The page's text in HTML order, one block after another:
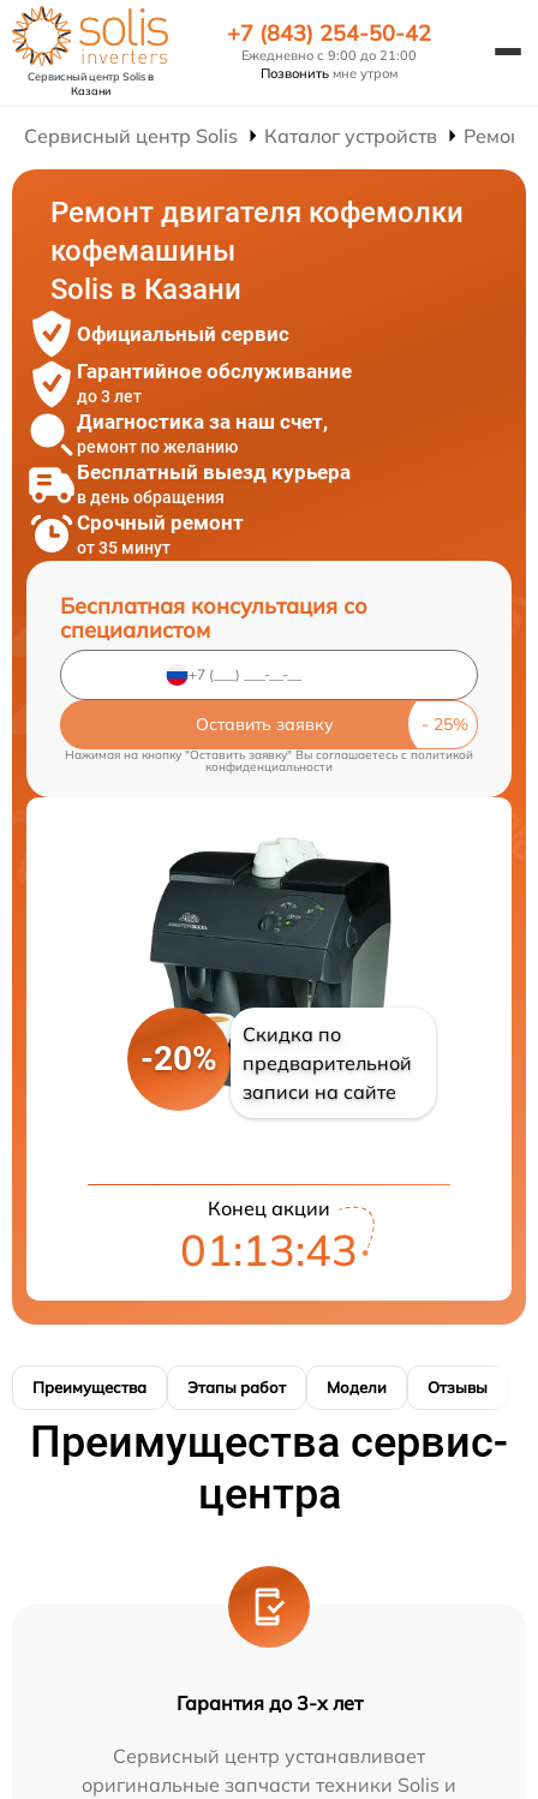
Сервисный центр Solisв
Казани
+7 (843) 254-50-42
Ежедневно с 9:00 до 21:00
Позвонить мне утром
Сервисный центр Solis Каталог устройств
Ремонт двигателя кофемолки
кофемашины
Solis в Казани
Официальный сервис
Гарантийное обслуживание
до 3 лет
Диагностика за наш счет,
ремонт по желанию
Бесплатный выезд курьера
в день обращения
Срочный ремонт
от 35 минут
Бесплатная консультация со
специалистом
Оставить заявку
Нажимая на кнопку "Оставить заявку" Вы соглашаетесь cполитикой
конфиденциальности
-20%
Скидка по
предварительной
записи на сайте
Конец акции
01:13:42
Преимущества Этапы работ Модели Отзывы
Преимущества сервис-
центра
Гарантия до 3-х лет
Сервисный центр устанавливает
оригинальные запчасти техники Solis и